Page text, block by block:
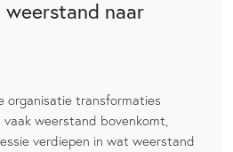
weerstand naar
organisatie transformaties
weerstand bovenkomt,
verdiepen in wat weerstand